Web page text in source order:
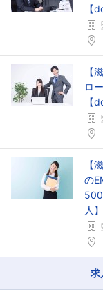
【
【
ロ
【
【
の
人】
求